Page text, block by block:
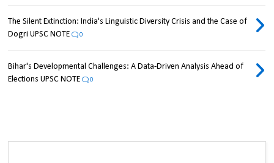
The Silent Extinction: India's Linguistic Diversity Crisis and the Case of
Dogri UPSC NOTE
0
Bihar's Developmental Challenges: A Data-Driven Analysis Ahead of
Elections UPSC NOTE
0